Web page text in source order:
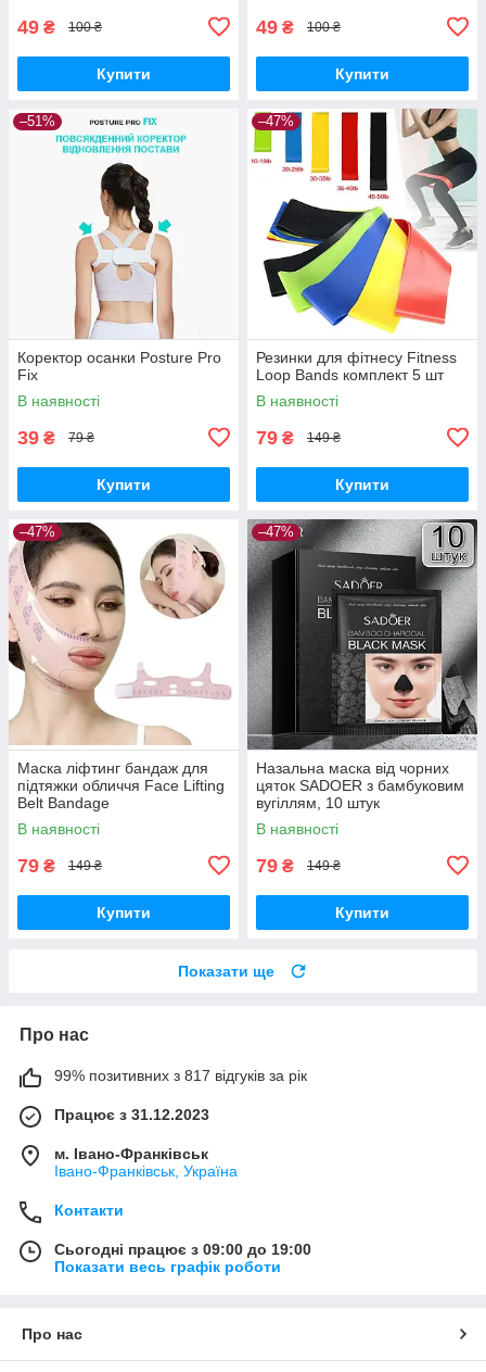
49 ₴ 100 ₴
Купити
49 ₴ 100 ₴
Купити
–51%
Коректор осанки Posture Pro
Fix
В наявності
39 ₴ 79 ₴
Купити
–47%
Резинки для фітнесу Fitness
Loop Bands комплект 5 шт
В наявності
79 ₴ 149 ₴
Купити
–47%
Маска ліфтинг бандаж для
підтяжки обличчя Face Lifting
Belt Bandage
В наявності
79 ₴ 149 ₴
Купити
–47%
Назальна маска від чорних
цяток SADOER з бамбуковим
вугіллям, 10 штук
В наявності
79 ₴ 149 ₴
Купити
Показати ще
Про нас
99% позитивних з 817 відгуків за рік
Працює з 31.12.2023
м. Івано-Франківськ
Івано-Франківськ, Україна
Контакти
Сьогодні працює з 09:00 до 19:00
Показати весь графік роботи
Про нас